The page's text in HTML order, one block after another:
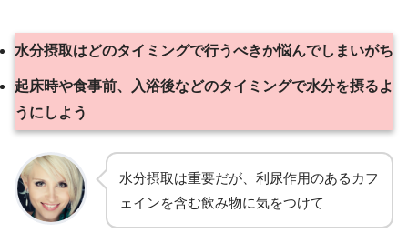
水分摂取はどのタイミングで行うべきか悩んでしまいがち
起床時や食事前、入浴後などのタイミングで水分を摂るよ
うにしよう
水分摂取は重要だが、利尿作用のあるカフ
ェインを含む飲み物に気をつけて